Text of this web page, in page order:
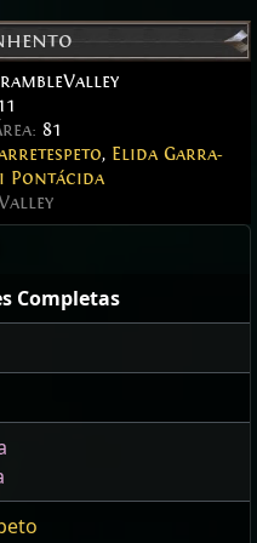
81
, Elida Garra-
Pontácida
Completas